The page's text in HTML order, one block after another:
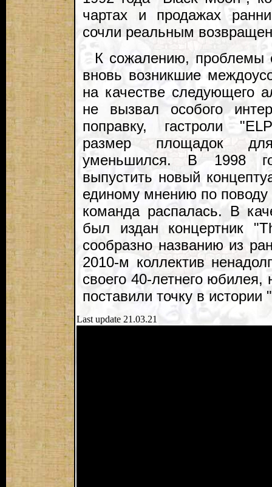
чартах и продажах
сочли реальным
К сожалению, проблемы
вновь возникшие
на качестве следующего
не вызвал особого
поправку, гастроли
размер площадок
уменьшился. В 1998
выпустить новый
единому мнению по поводу
команда распалась. В
был издан концертник
сообразно названию из
2010-м коллектив
своего 40-летнего
поставили точку в
Last update 21.03.21